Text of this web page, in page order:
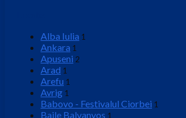
Alba Iulia 1
Ankara 1
Apuseni 2
Arad 1
Arefu 1
Avrig 1
Babovo - Festivalul Ciorbei 1
Baile Balvanyos 1